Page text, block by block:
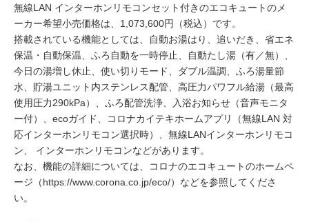
無線LAN インターホンリモコンセット付きのエコキュートのメ
ーカー希望小売価格は、1,073,600円（税込）です。
搭載されている機能としては、自動お湯はり、追いだき、省エネ
保温・自動保温、ふろ自動を一時停止、自動たし湯（有／無）、
今日の湯増し休止、使い切りモード、ダブル温調、ふろ湯量節
水、貯湯ユニット内ステンレス配管、高圧力パワフル給湯（最高
使用圧力290kPa）、ふろ配管洗浄、入浴お知らせ（音声モニタ
ー付）、ecoガイド、コロナカイテキホームアプリ（無線LAN 対
応インターホンリモコン選択時）、無線LANインターホンリモコ
ン、 インターホンリモコンなどがあります。
なお、機能の詳細については、コロナのエコキュートのホームペ
ージ（https://www.corona.co.jp/eco/）などを参照してくださ
い。